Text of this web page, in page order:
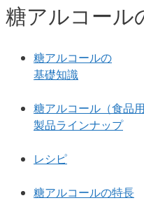
糖アルコール
糖アルコールの
基礎知識
糖アルコール（食品用
製品ラインナップ
レシピ
糖アルコールの特長